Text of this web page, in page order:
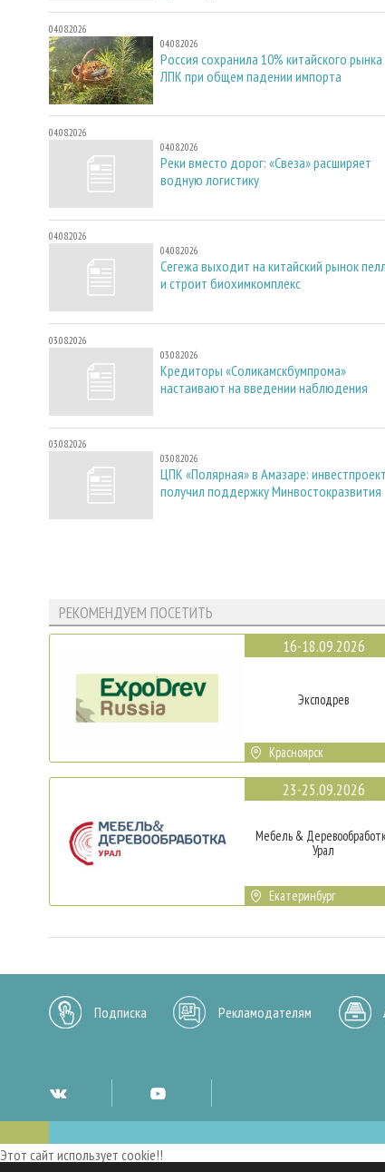
04.08.2026
04.08.2026
Россия сохранила 10% китайского рынка
ЛПК при общем падении импорта
04.08.2026
04.08.2026
Реки вместо дорог: «Свеза» расширяет
водную логистику
04.08.2026
04.08.2026
Сегежа выходит на китайский рынок
и строит биохимкомплекс
03.08.2026
03.08.2026
Кредиторы «Соликамскбумпрома»
настаивают на введении наблюдения
03.08.2026
03.08.2026
ЦПК «Полярная» в Амазаре: инвестпроект
получил поддержку Минвостокразвития
РЕКОМЕНДУЕМ ПОСЕТИТЬ
16-18.09.2026
Эксподрев
Красноярск
23-25.09.2026
Мебель &
Урал
Екатеринбург
Подписка Рекламодателям
Этот сайт использует cookie!!